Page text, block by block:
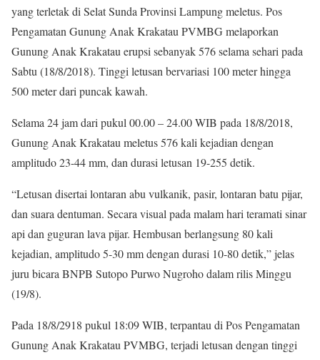
yang terletak di Selat Sunda Provinsi Lampung meletus. Pos
Pengamatan Gunung Anak Krakatau PVMBG melaporkan
Gunung Anak Krakatau erupsi sebanyak 576 selama sehari pada
Sabtu (18/8/2018). Tinggi letusan bervariasi 100 meter hingga
500 meter dari puncak kawah.
Selama 24 jam dari pukul 00.00 – 24.00 WIB pada 18/8/2018,
Gunung Anak Krakatau meletus 576 kali kejadian dengan
amplitudo 23-44 mm, dan durasi letusan 19-255 detik.
“Letusan disertai lontaran abu vulkanik, pasir, lontaran batu pijar,
dan suara dentuman. Secara visual pada malam hari teramati sinar
api dan guguran lava pijar. Hembusan berlangsung 80 kali
kejadian, amplitudo 5-30 mm dengan durasi 10-80 detik,” jelas
juru bicara BNPB Sutopo Purwo Nugroho dalam rilis Minggu
(19/8).
Pada 18/8/2918 pukul 18:09 WIB, terpantau di Pos Pengamatan
Gunung Anak Krakatau PVMBG, terjadi letusan dengan tinggi